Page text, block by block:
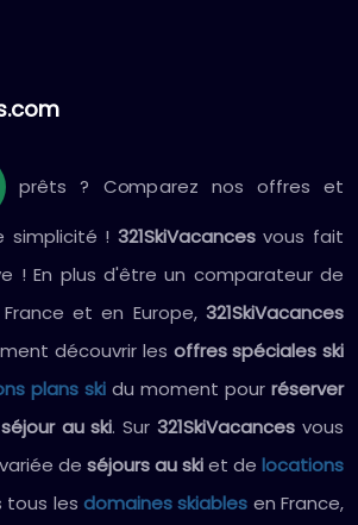
prêts ? Comparez nos offres et
simplicité ! 321SkiVacancesvous fait
! En plus d'être un comparateur de
et en Europe, 321SkiVacances
découvrir les offres spéciales ski
plans ski du moment pour réserver
au ski. Sur321SkiVacances vous
de séjours au skiet de locations
tous les domaines skiables en France,